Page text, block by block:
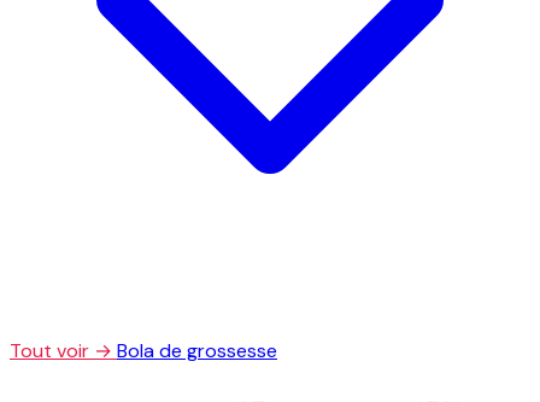
Tout voir → Bola de grossesse